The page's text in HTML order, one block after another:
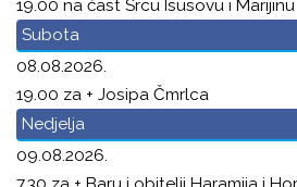
19.00 na čast Srcu Isusovu i Marijinu
Subota
08.08.2026.
19.00 za + Josipa Čmrlca
Nedjelja
09.08.2026.